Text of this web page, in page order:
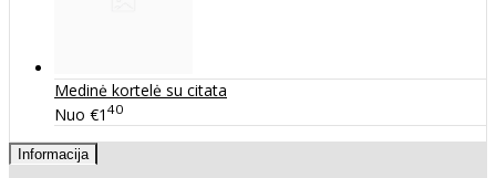
Medinė kortelė su citata
Nuo €1 40
Informacija